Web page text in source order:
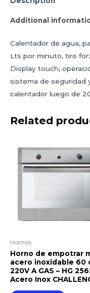
Additional
Calentador de agua,
Lts por minuto, tiro
Display touch,
sistema de seguridad
calentador luego de
Related
Hornos
Horno de empotrar
acero inoxidable 60
220V A GAS – HG
Acero Inox